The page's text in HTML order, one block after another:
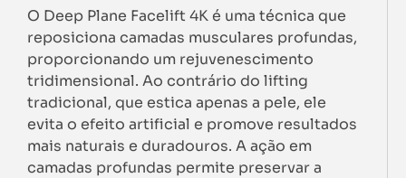
O Deep Plane Facelift 4K é uma técnica que
reposiciona camadas musculares profundas,
proporcionando um rejuvenescimento
tridimensional. Ao contrário do lifting
tradicional, que estica apenas a pele, ele
evita o efeito artificial e promove resultados
mais naturais e duradouros. A ação em
camadas profundas permite preservar a